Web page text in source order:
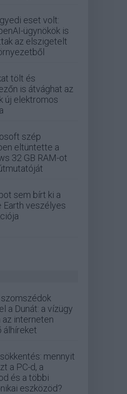
eset volt:
ügynökök is
az elszigetelt
tölt és
is átvághat az
új elektromos
szép
eltüntette a
32 GB RAM-ot
útmutatóját
sem bírt ki a
Earth veszélyes
szomszédok
el a Dunát: a vízügy
interneten
álhíreket
mennyit
a PC-d, a
és a többi
eszközöd?